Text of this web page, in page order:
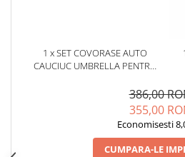
Uleiuri si Lichide Auto
Aditivi DPF, Sistem Racire si
Servodirectie
1 x SET COVORASE AUTO
CAUCIUC UMBRELLA PENTRU
386,00
355,00
Economisesti
CUMPARA-LE